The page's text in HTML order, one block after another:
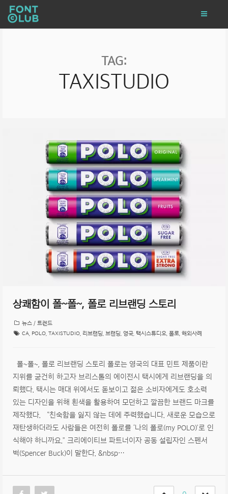
TAG:
TAXISTUDIO
상쾌함이 폴~폴~, 폴로 리브랜딩 스토리
뉴스 / 트렌드
CA POLO TAXISTUDIO 리브랜딩 브랜딩 영국 택시스튜디오 폴로 해외사례
폴~폴~, 폴로 리브랜딩 스토리 폴로는 영국의 대표 민트 제품이란
지위를 굳건히 하고자 브리스톨의 에이전시 택시에게 리브랜딩을 의
뢰했다. 택시는 매대 위에서도 돋보이고 젊은 소비자에게도 호소력
있는 디자인을 위해 흰색을 활용하여 모던하고 깔끔한 브랜드 마크를
제작했다. “친숙함을 잃지 않는 데에 주력했습니다. 새로운 모습으로
재탄생하더라도 사람들은 여전히 폴로를 ‘나의 폴로(my POLO)’로 인
식해야 하니까요.” 크리에이티브 파트너이자 공동 설립자인 스펜서
벅(Spencer Buck)이 말한다. &nbsp…